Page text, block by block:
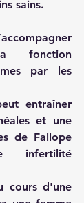
sains.
fonction
par les
entraîner
et une
de Fallope
infertilité
cours d'une